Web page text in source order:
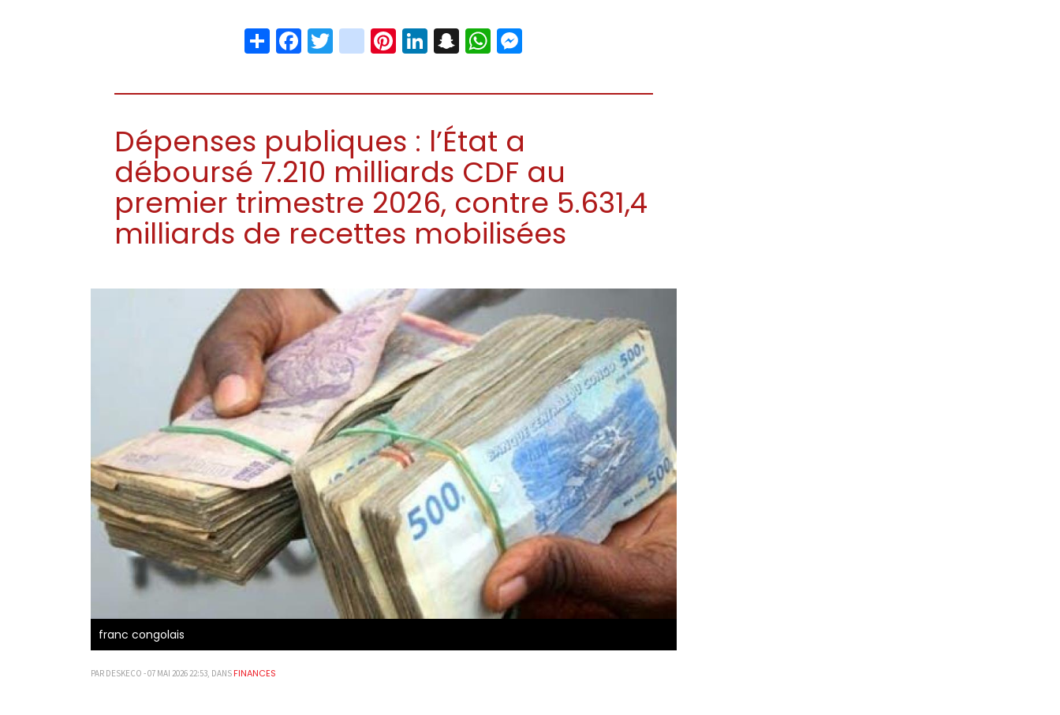
ShareFacebook
Twitter
instagram
Pinterest
LinkedIn
Snapchat
WhatsApp
Dépenses publiques : l’État a
déboursé 7.210 milliards CDF au
premier trimestre 2026, contre 5.631,4
milliards de recettes mobilisées
franc congolais
PAR DESKECO - 07 MAI 2026 22:53, DANS FINANCES